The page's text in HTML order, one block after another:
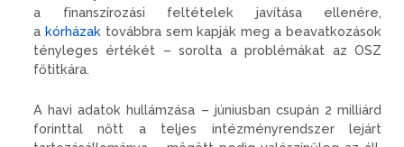
a finanszírozási feltételek javítása ellenére,
a kórházak továbbra sem kapják meg a beavatkozások
tényleges értékét – sorolta a problémákat az OSZ
főtitkára.
A havi adatok hullámzása – júniusban csupán 2 milliárd
forinttal nőtt a teljes intézményrendszer lejárt